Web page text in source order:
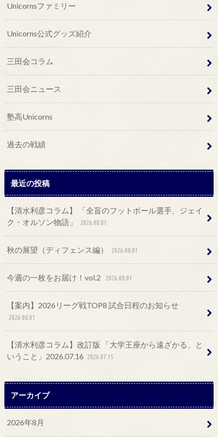
Unicornsファミリー
Unicorns公式グッズ紹介
三田会コラム
三田会ニュース
塾高Unicorns
過去の戦績
最近の投稿
【清水利彦コラム】 「全盲のフットボール選手、ジェイ
ク・オルソン物語」
2026.08.01
秋の展望（ディフェンス編） 2026.08.01
今週の一枚をお届け！vol.2 2026.08.01
【案内】2026リーグ戦TOP8 試合日程のお知らせ
2026.08.01
【清水利彦コラム】改訂版 「大学王座から遠ざかる、と
いうこと」2026.07.16 2026.07.15
アーカイブ
2026年8月